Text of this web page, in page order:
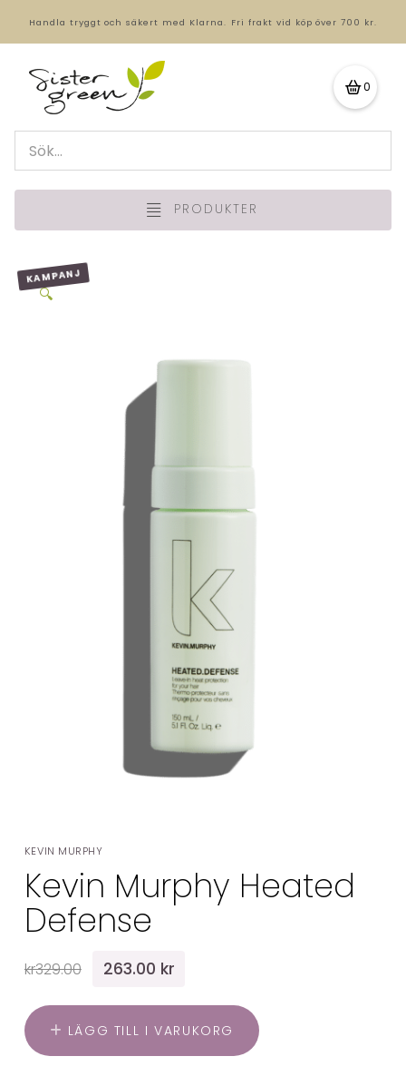
Handla tryggt och säkert med Klarna. Fri frakt vid köp över 700 kr.
0
PRODUKTER
🔍
KAMPANJ
KEVIN MURPHY
Kevin Murphy Heated
Defense
kr329.00 263.00 kr
LÄGG TILL I VARUKORG